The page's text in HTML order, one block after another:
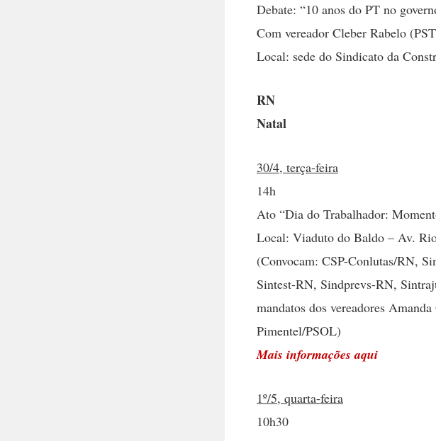
Debate: “10 anos do PT no
Com vereador Cleber Rabelo
Local: sede do Sindicato da
RN
Natal
30/4, terça-feira
14h
Ato “Dia do Trabalhador:
Local: Viaduto do Baldo – Av.
(Convocam: CSP-Conlutas/RN,
Sintest-RN, Sindprevs-RN,
mandatos dos vereadores
Pimentel/PSOL)
Mais informações aqui
1º/5, quarta-feira
10h30